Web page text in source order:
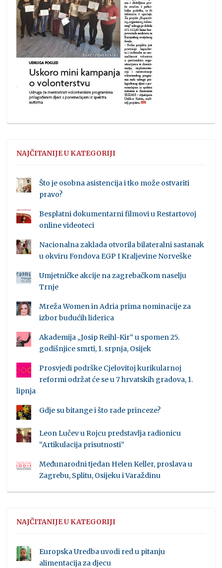
NAJČITANIJE U KATEGORIJI
Što je osobna asistencija i tko može ostvariti
pravo?
Besplatni dokumentarni filmovi u Restartovoj
online videoteci
Nacionalna zaklada otvorila bilateralni sastanak
u okviru Fondova EGP I Kraljevine Norveške
Umjetničke akcije na zagrebačkom naselju
Trnje
Mreža Women in Adria prima nominacije za
izbor budućih liderica
Akademija „Josip Reihl-Kir“ u spomen 25.
godišnjice smrti, 1. srpnja, Osijek
Prosvjedi podrške Cjelovitoj kurikularnoj
reformi održat će se u 7 hrvatskih gradova, 1.
lipnja
Gdje su bitange i što rade princeze?
Leon Lučev u Rojcu predstavlja radionicu
“Artikulacija prisutnosti”
Međunarodni tjedan Helen Keller, proslava u
Zagrebu, Splitu, Osijeku i Varaždinu
NAJČITANIJE U KATEGORIJI
Europska Uredba uvodi red u pitanju
alimentacija za djecu